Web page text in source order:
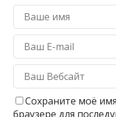
Сохраните моё
браузере для